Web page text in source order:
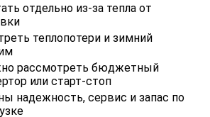
отдельно из-за тепла от
теплопотери и зимний
рассмотреть бюджетный
или старт-стоп
надежность, сервис и запас по